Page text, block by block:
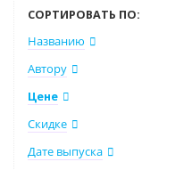
СОРТИРОВАТЬ ПО:
Названию
Автору
Цене
Скидке
Дате выпуска